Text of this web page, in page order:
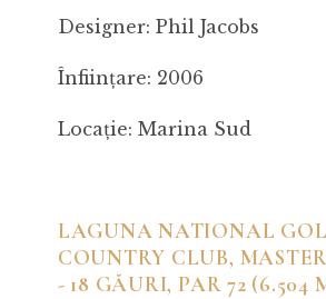
Designer: Phil Jacobs
Înființare: 2006
Locație: Marina Sud
LAGUNA NATIONAL
COUNTRY CLUB,
- 18 GĂURI, PAR 72 (6.504